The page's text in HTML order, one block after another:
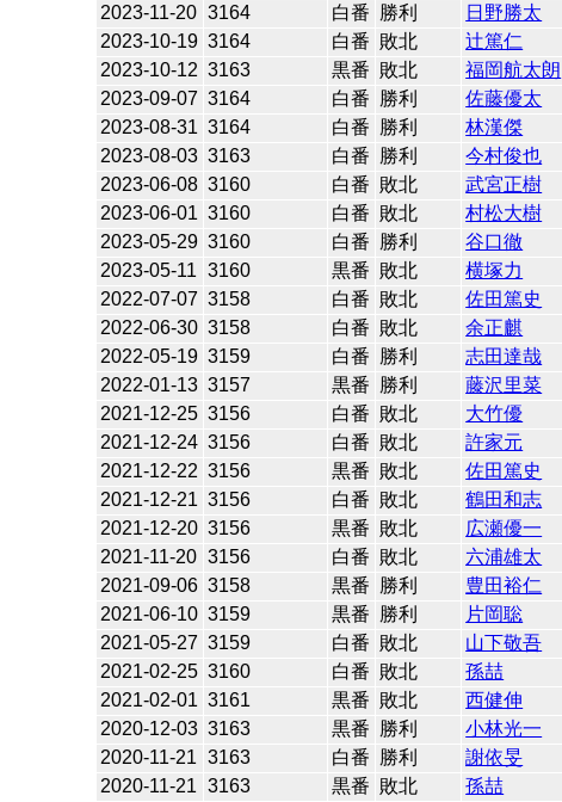
2023-11-20 3164 白番 勝利 日野勝太
2023-10-19 3164 白番 敗北 辻󠄀篤仁
2023-10-12 3163 黒番 敗北 福岡航太朗
2023-09-07 3164 白番 勝利 佐藤優太
2023-08-31 3164 白番 勝利 林漢傑
2023-08-03 3163 白番 勝利 今村俊也
2023-06-08 3160 白番 敗北 武宮正樹
2023-06-01 3160 白番 敗北 村松大樹
2023-05-29 3160 白番 勝利 谷口徹
2023-05-11 3160 黒番 敗北 横塚力
2022-07-07 3158 白番 敗北 佐田篤史
2022-06-30 3158 白番 敗北 余正麒
2022-05-19 3159 白番 勝利 志田達哉
2022-01-13 3157 黒番 勝利 藤沢里菜
2021-12-25 3156 白番 敗北 大竹優
2021-12-24 3156 白番 敗北 許家元
2021-12-22 3156 黒番 敗北 佐田篤史
2021-12-21 3156 白番 敗北 鶴田和志
2021-12-20 3156 黒番 敗北 広瀬優一
2021-11-20 3156 白番 敗北 六浦雄太
2021-09-06 3158 黒番 勝利 豊田裕仁
2021-06-10 3159 黒番 勝利 片岡聡
2021-05-27 3159 白番 敗北 山下敬吾
2021-02-25 3160 白番 敗北 孫喆
2021-02-01 3161 黒番 敗北 西健伸
2020-12-03 3163 黒番 勝利 小林光一
2020-11-21 3163 白番 勝利 謝依旻
2020-11-21 3163 黒番 敗北 孫喆